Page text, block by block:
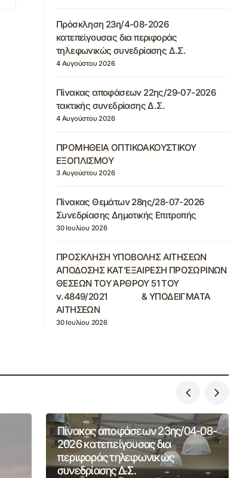
Πρόσκληση 23η/4-08-2026
κατεπείγουσας δια περιφοράς
τηλεφωνικώς συνεδρίασης Δ.Σ.
4 Αυγούστου 2026
Πίνακας αποφάσεων 22ης/29-07-2026
τακτικής συνεδρίασης Δ.Σ.
4 Αυγούστου 2026
ΠΡΟΜΗΘΕΙΑ ΟΠΤΙΚΟΑΚΟΥΣΤΙΚΟΥ
ΕΞΟΠΛΙΣΜΟΥ
3 Αυγούστου 2026
Πίνακας Θεμάτων 28ης/28-07-2026
Συνεδρίασης Δημοτικής Επιτροπής
30 Ιουλίου 2026
ΠΡΟΣΚΛΗΣΗ ΥΠΟΒΟΛΗΣ ΑΙΤΗΣΕΩΝ
ΑΠΟΔΟΣΗΣ ΚΑΤ’ΕΞΑΙΡΕΣΗ ΠΡΟΣΩΡΙΝΩΝ
ΘΕΣΕΩΝ ΤΟΥ ΆΡΘΡΟΥ 51 ΤΟΥ
ν.4849/2021 & ΥΠΟΔΕΙΓΜΑΤΑ
ΑΙΤΗΣΕΩΝ
30 Ιουλίου 2026
Πίνακας αποφάσεων 23ης/04-08-
2026 κατεπείγουσας δια
περιφοράς τηλεφωνικώς
συνεδρίασης Δ.Σ.